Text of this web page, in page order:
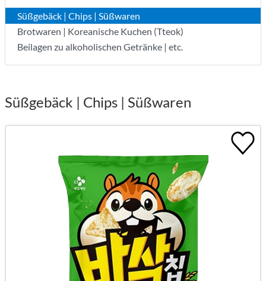
Süßgebäck | Chips | Süßwaren
Brotwaren | Koreanische Kuchen (Tteok)
Beilagen zu alkoholischen Getränke | etc.
Süßgebäck | Chips | Süßwaren